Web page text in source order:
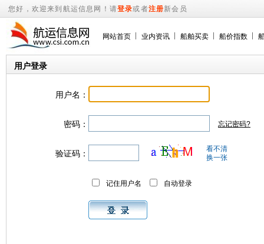
您好，欢迎来到航运信息网！请登录或者注册新会员
网站首页 业内资讯 船舶买卖 船价指数
用户登录
用户名：
密码： 忘记密码?
验证码：
看不清
换一张
记住用户名 自动登录